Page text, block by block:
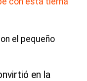
el pequeño
en la